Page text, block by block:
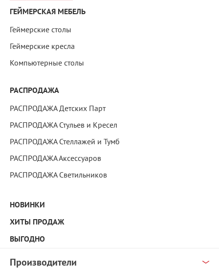
ГЕЙМЕРСКАЯ МЕБЕЛЬ
Геймерские столы
Геймерские кресла
Компьютерные столы
РАСПРОДАЖА
РАСПРОДАЖА Детских Парт
РАСПРОДАЖА Стульев и Кресел
РАСПРОДАЖА Стеллажей и Тумб
РАСПРОДАЖА Аксессуаров
РАСПРОДАЖА Светильников
НОВИНКИ
ХИТЫ ПРОДАЖ
ВЫГОДНО
Производители